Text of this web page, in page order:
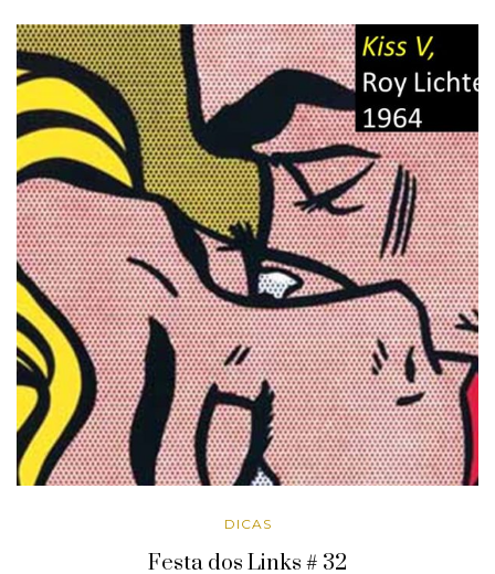
DICAS
Festa dos Links # 32